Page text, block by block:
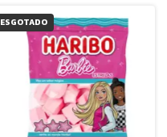
ESGOTADO